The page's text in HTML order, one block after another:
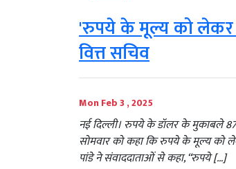
'रुपये के मूल्य को लेकर
वित्त सचिव
Mon Feb 3 , 2025
नई दिल्ली। रुपये के डॉलर के मुकाबले
सोमवार को कहा कि रुपये के मूल्य को
पांडे ने संवाददाताओं से कहा, “रुपये […]